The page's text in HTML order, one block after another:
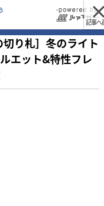
記事へ
り札］冬のライト
エット&特性フレ